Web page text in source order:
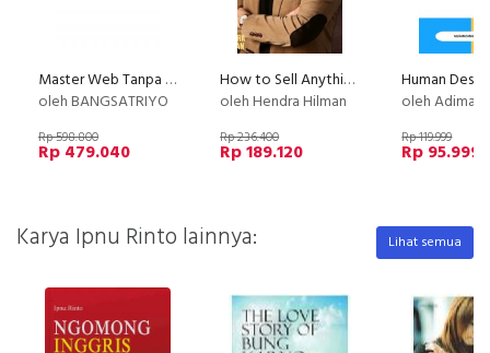
Master Web Tanpa Koding
oleh BANGSATRIYO
Rp 598.800
Rp 479.040
How to Sell Anything, Anytime, Anywhere to Anyone (PLATINUM)
oleh Hendra Hilman
Rp 236.400
Rp 189.120
oleh Adimas (Dee)
Rp 119.999
Rp 95.999
Karya Ipnu Rinto lainnya: Lihat semua